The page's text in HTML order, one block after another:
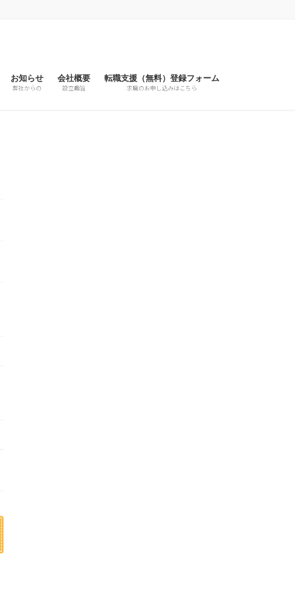
お知らせ
弊社からの
会社概要
設立趣旨
転職支援（無料）登録フォーム
求職のお申し込みはこちら